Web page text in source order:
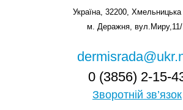
Україна, 32200, Хмельницька
м. Деражня,
0 (3856) 2-15-
Зворотній зв’язок